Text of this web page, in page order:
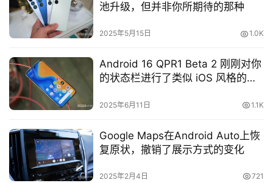
池升级，但并非你所期待的那种
2025年5月15日 1.0K
Android 16 QPR1 Beta 2 刚刚对你
的状态栏进行了类似 iOS 风格的改
2025年6月11日 1.1K
Google Maps在Android Auto上恢
复原状，撤销了展示方式的变化
2025年2月4日 721